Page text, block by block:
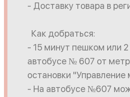
- Доставку товара в
Как добраться:
- 15 минут пешком или 2
автобусе № 607 от
остановки "Управление
- На автобусе №607